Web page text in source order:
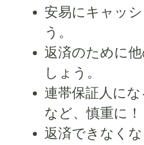
安易にキャッ
う。
返済のために
しょう。
連帯保証人に
など、慎重に！
返済できなく